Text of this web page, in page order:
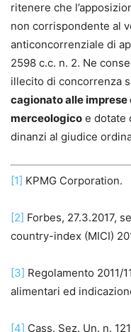
ritenere che
non corrispondente al
anticoncorrenziale di
2598 c.c. n. 2. Ne
illecito di concorrenza
cagionato alle
merceologico e dotate
dinanzi al giudice
[1] KPMG Corporation.
[2] Forbes, 27.3.2017,
country-index (MICI)
[3] Regolamento 2011/
alimentari ed
[4] Cass. Sez. Un. n.